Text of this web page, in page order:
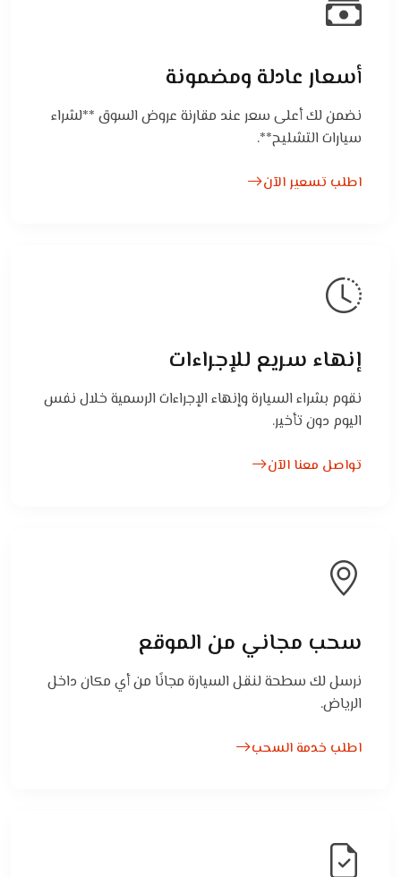
أسعار عادلة ومضمونة
نضمن لك أعلى سعر عند مقارنة عروض السوق **لشراء
سيارات التشليح**.
اطلب تسعير الآن
إنهاء سريع للإجراءات
نقوم بشراء السيارة وإنهاء الإجراءات الرسمية خلال نفس
اليوم دون تأخير.
تواصل معنا الآن
سحب مجاني من الموقع
نرسل لك سطحة لنقل السيارة مجانًا من أي مكان داخل
الرياض.
اطلب خدمة السحب